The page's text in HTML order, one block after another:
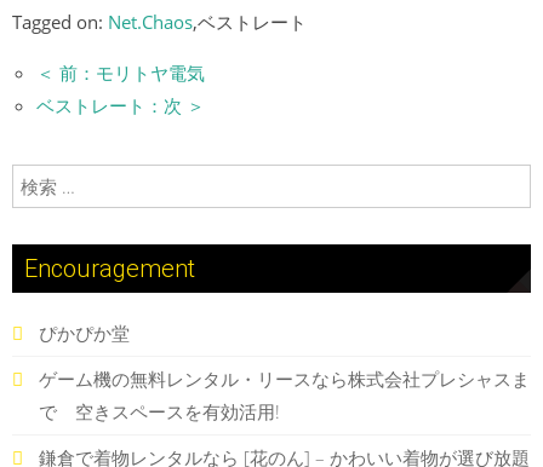
Tagged on: Net.Chaos,ベストレート
＜ 前：モリトヤ電気
ベストレート：次 ＞
検索:
Encouragement
ぴかぴか堂
ゲーム機の無料レンタル・リースなら株式会社プレシャスま
で 空きスペースを有効活用!
鎌倉で着物レンタルなら [花のん] – かわいい着物が選び放題